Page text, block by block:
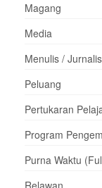
Magang
Media
Menulis /
Peluang
Pertukaran
Program
Purna Waktu
Relawan